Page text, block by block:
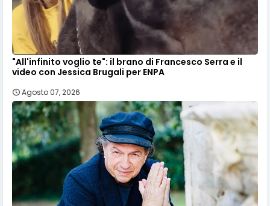
"All'infinito voglio te": il brano di Francesco Serra e il
video con Jessica Brugali per ENPA
Agosto 07, 2026